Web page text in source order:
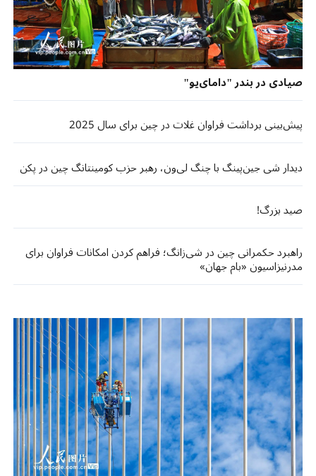
صیادی در بندر "دامای‌یو"
پیش‌بینی برداشت فراوان غلات در چین برای سال 2025
دیدار شی جین‌پینگ با چنگ لی‌ون، رهبر حزب کومینتانگ چین در پکن
صید بزرگ!
راهبرد حکمرانی چین در شی‌زانگ؛ فراهم کردن امکانات فراوان برای
مدرنیزاسیون «بام جهان»